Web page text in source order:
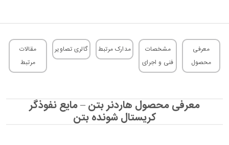
معرفی
محصول
مشخصات
فنی و اجرای
مدارک مرتبط گالری تصاویر
مقالات
مرتبط
معرفی محصول هاردنر بتن – مایع نفوذگر
کریستال شونده بتن